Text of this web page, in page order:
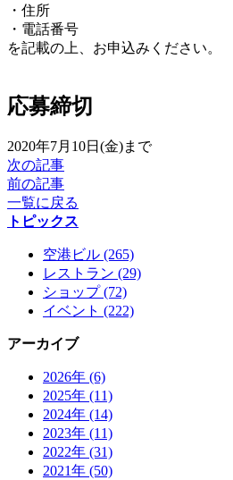
・住所
・電話番号
を記載の上、お申込みください。
応募締切
2020年7月10日(金)まで
次の記事
前の記事
一覧に戻る
トピックス
空港ビル (265)
レストラン (29)
ショップ (72)
イベント (222)
アーカイブ
2026年 (6)
2025年 (11)
2024年 (14)
2023年 (11)
2022年 (31)
2021年 (50)